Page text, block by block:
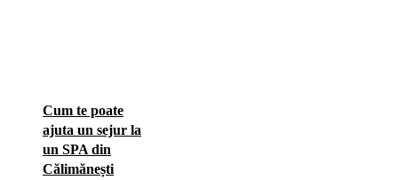
Cum te poate
ajuta un sejur la
un SPA din
Călimănești